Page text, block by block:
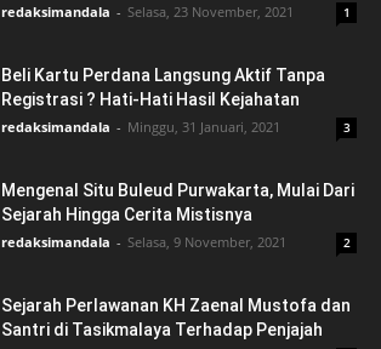
redaksimandala - Selasa, 23 November, 2021 1
Beli Kartu Perdana Langsung Aktif Tanpa
Registrasi ? Hati-Hati Hasil Kejahatan
redaksimandala - Minggu, 31 Januari, 2021 3
Mengenal Situ Buleud Purwakarta, Mulai Dari
Sejarah Hingga Cerita Mistisnya
redaksimandala - Selasa, 9 November, 2021 2
Sejarah Perlawanan KH Zaenal Mustofa dan
Santri di Tasikmalaya Terhadap Penjajah